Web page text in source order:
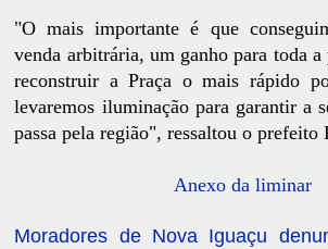
"O mais importante é que
venda arbitrária, um ganho para toda a
reconstruir a Praça o mais rápido
levaremos iluminação para garantir a
passa pela região", ressaltou o prefeito
Anexo da liminar
Moradores de Nova Iguaçu